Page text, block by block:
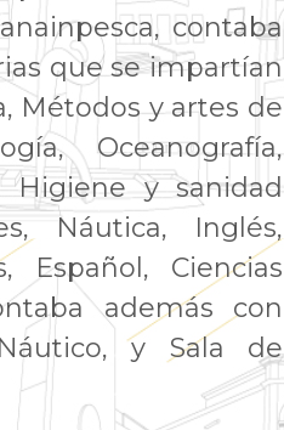
contaba
que se impartían
Métodos y artes de
Oceanografía,
Higiene y sanidad
Náutica, Inglés,
Español, Ciencias
además con
y Sala de